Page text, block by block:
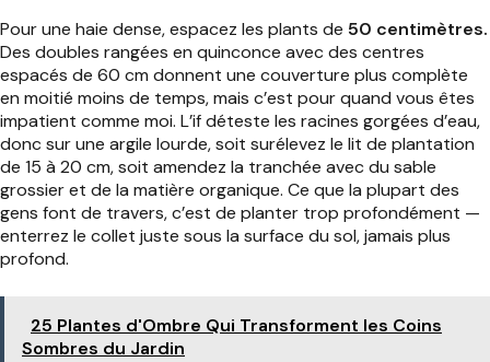
Pour une haie dense, espacez les plants de 50 centimètres.
Des doubles rangées en quinconce avec des centres
espacés de 60 cm donnent une couverture plus complète
en moitié moins de temps, mais c’est pour quand vous êtes
impatient comme moi. L’if déteste les racines gorgées d’eau,
donc sur une argile lourde, soit surélevez le lit de plantation
de 15 à 20 cm, soit amendez la tranchée avec du sable
grossier et de la matière organique. Ce que la plupart des
gens font de travers, c’est de planter trop profondément —
enterrez le collet juste sous la surface du sol, jamais plus
profond.
25 Plantes d'Ombre Qui Transforment les Coins
Sombres du Jardin